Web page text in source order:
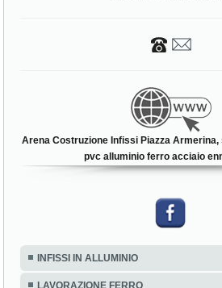
Arena Costruzione Infissi Piazza
pvc alluminio ferro acciaio
INFISSI IN ALLUMINIO
LAVORAZIONE FERRO